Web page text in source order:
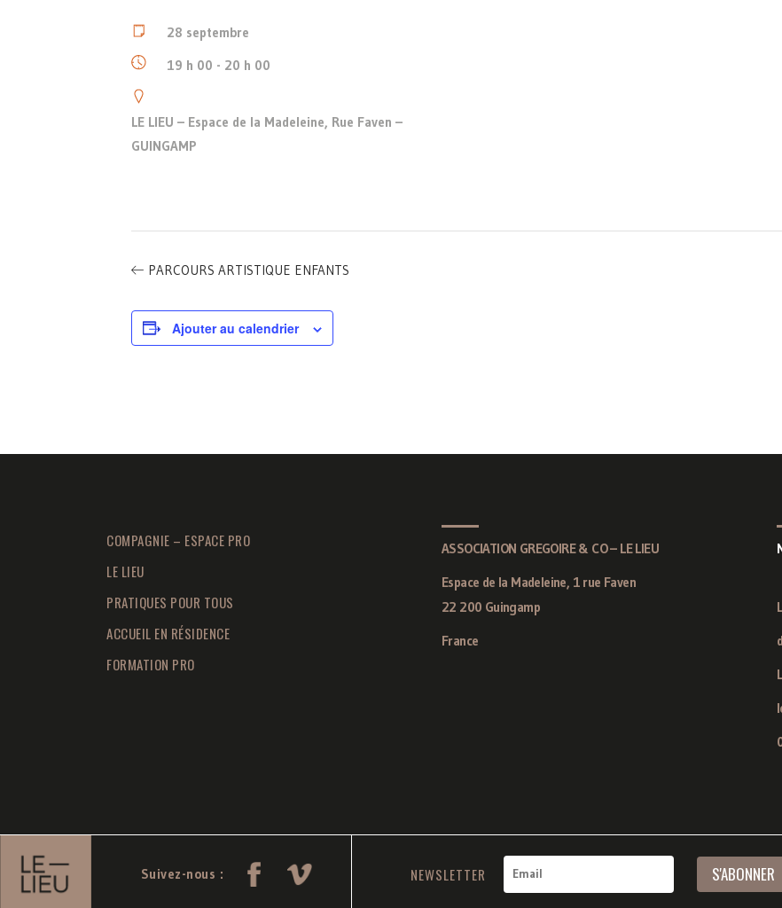
28 septembre
19 h 00 - 20 h 00
LE LIEU – Espace de la Madeleine, Rue Faven –
GUINGAMP
PARCOURS ARTISTIQUE ENFANTS
Ajouter au calendrier
COMPAGNIE – ESPACE PRO
LE LIEU
PRATIQUES POUR TOUS
ACCUEIL EN RÉSIDENCE
FORMATION PRO
ASSOCIATION GREGOIRE & CO – LE LIEU
Espace de la Madeleine, 1 rue Faven
22 200 Guingamp
France
Suivez-nous : NEWSLETTER